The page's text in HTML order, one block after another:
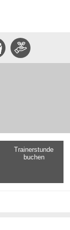
Trainerstunde
buchen